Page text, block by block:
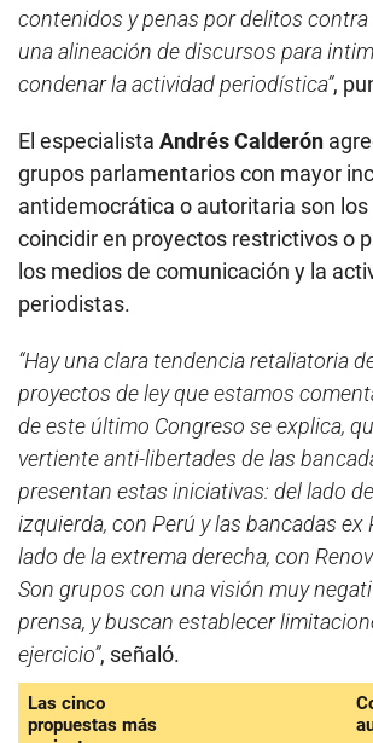
contenidos y penas por delitos contra
una alineación de discursos para
condenar la actividad periodística”,
El especialista Andrés Calderón
grupos parlamentarios con mayor
antidemocrática o autoritaria son los
coincidir en proyectos restrictivos o
los medios de comunicación y la
periodistas.
“Hay una clara tendencia retaliatoria
proyectos de ley que estamos
de este último Congreso se explica,
vertiente anti-libertades de las
presentan estas iniciativas: del lado
izquierda, con Perú y las bancadas ex
lado de la extrema derecha, con
Son grupos con una visión muy
prensa, y buscan establecer
ejercicio”, señaló.